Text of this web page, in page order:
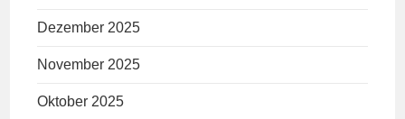
Dezember 2025
November 2025
Oktober 2025